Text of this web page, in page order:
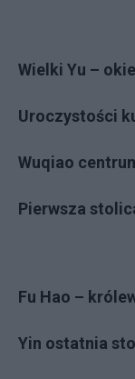
Wielki Yu –
Uroczystości
Wuqiao
Pierwsza
Fu Hao –
Yin ostatnia